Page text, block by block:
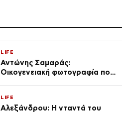
LIFE
Αντώνης Σαμαράς:
Οικογενειακή φωτογραφία που
Λένας
LIFE
Αλεξάνδρου: Η νταντά του